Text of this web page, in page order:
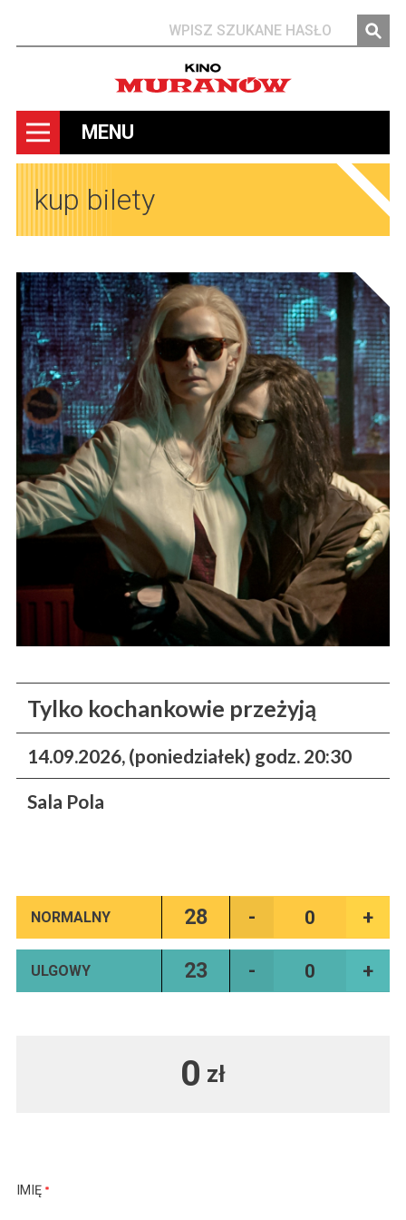
MENU
kup bilety
Tylko kochankowie przeżyją
14.09.2026, (poniedziałek) godz. 20:30
Sala Pola
NORMALNY 28
ULGOWY 23
0 zł
IMIĘ